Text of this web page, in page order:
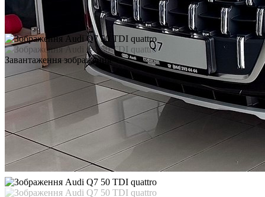
Завантаження зображення